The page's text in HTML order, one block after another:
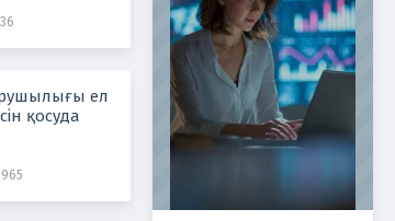
ел
қосуда
965